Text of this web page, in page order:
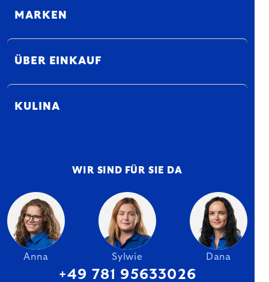
MARKEN
ÜBER EINKAUF
KULINA
WIR SIND FÜR SIE DA
Anna Sylwie Dana
+49 781 95633026